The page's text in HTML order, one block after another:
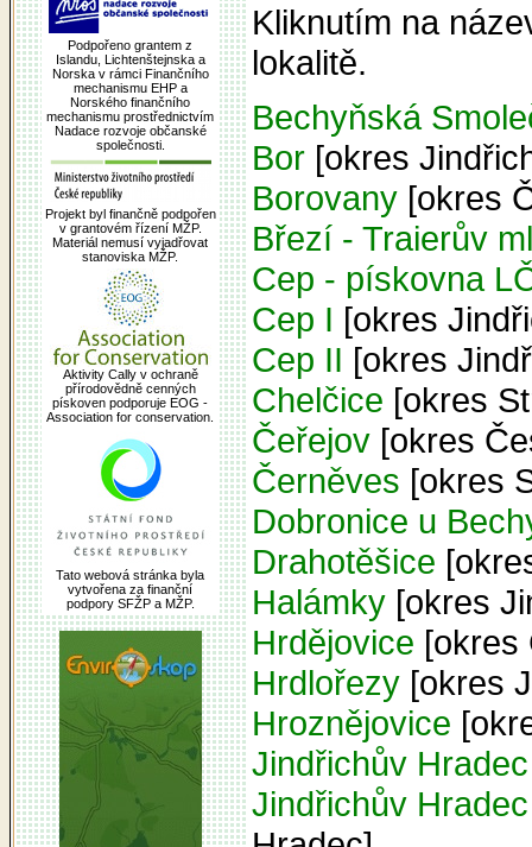
Podpořeno grantem z
Islandu, Lichtenštejnska a
Norska v rámci Finančního
mechanismu EHP a
Norského finančního
mechanismu prostřednictvím
Nadace rozvoje občanské
společnosti.
Projekt byl finančně podpořen
v grantovém řízení MŽP.
Materiál nemusí vyjadřovat
stanoviska MŽP.
Aktivity Cally v ochraně
přírodovědně cenných
pískoven podporuje EOG -
Association for conservation.
Tato webová stránka byla
vytvořena za finanční
podpory SFŽP a MŽP.
Kliknutím na
lokalitě.
Bechyňská
Bor [okres
Borovany [okres
Březí - Traierův
Cep - pískovna
Cep I [okres
Cep II [okres
Chelčice [okres
Čeřejov [okres
Černěves [okres
Dobronice u
Drahotěšice
Halámky [okres
Hrdějovice [okres
Hrdlořezy [okres
Hroznějovice
Jindřichův
Jindřichův